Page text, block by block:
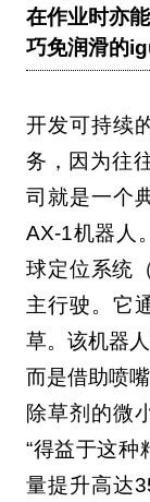
在作业时亦
巧免润滑的
开发可持续
务，因为往
司就是一个
AX-1机器人
球定位系统
主行驶。它
草。该机器
而是借助喷
除草剂的微
“得益于这种
量提升高达